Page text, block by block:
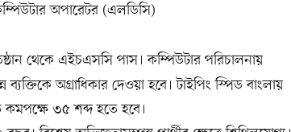
অপারেটর (এলডিসি)
থেকে এইচএসসি পাস। কম্পিউটার পরিচালনায়
অগ্রাধিকার দেওয়া হবে। টাইপিং স্পিড বাংলায়
কমপক্ষে ৩৫ শব্দ হতে হবে।